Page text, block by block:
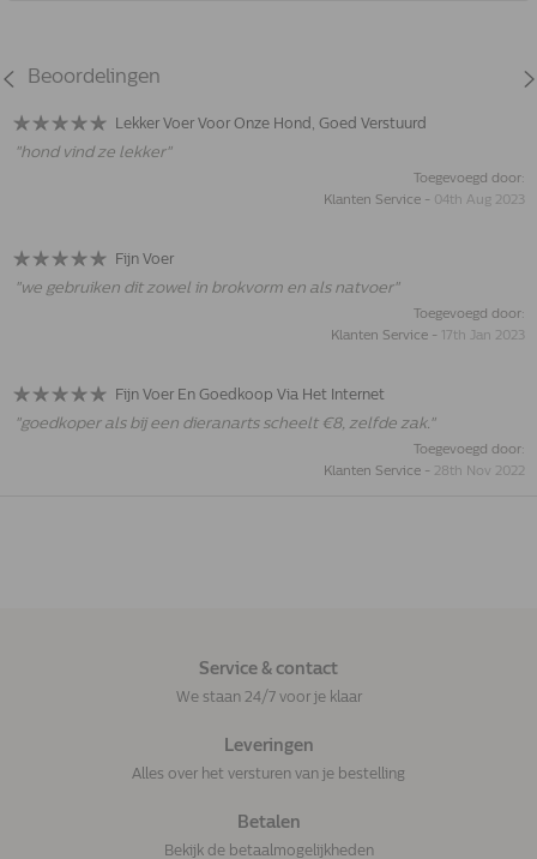
Beoordelingen
Lekker Voer Voor Onze Hond, Goed Verstuurd
"hond vind ze lekker"
Toegevoegd door:
Klanten Service - 04th Aug 2023
Fijn Voer
"we gebruiken dit zowel in brokvorm en als natvoer"
Toegevoegd door:
Klanten Service - 17th Jan 2023
Fijn Voer En Goedkoop Via Het Internet
"goedkoper als bij een dieranarts scheelt €8, zelfde zak."
Toegevoegd door:
Klanten Service - 28th Nov 2022
Service & contact
We staan 24/7 voor je klaar
Leveringen
Alles over het versturen van je bestelling
Betalen
Bekijk de betaalmogelijkheden